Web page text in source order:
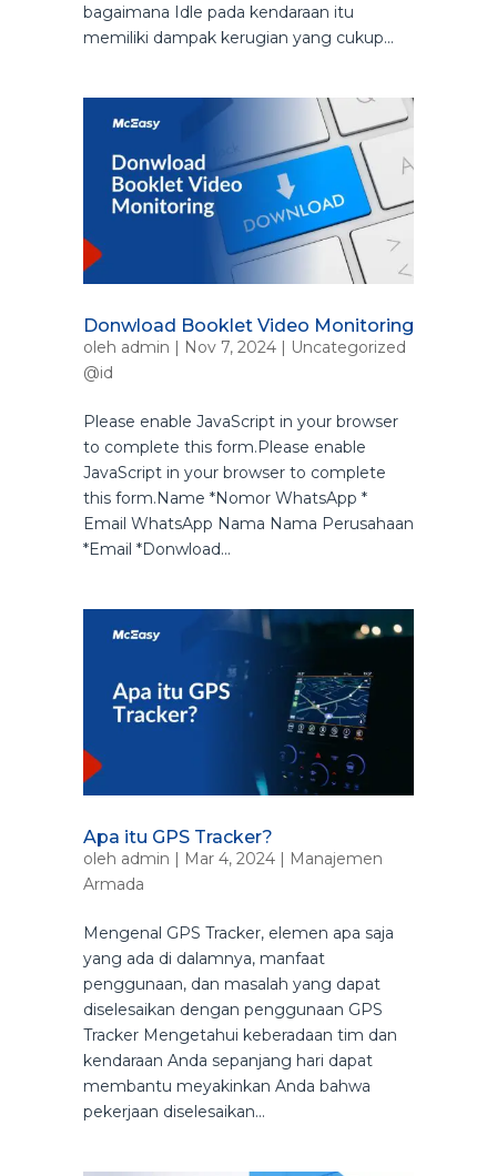
bagaimana Idle pada kendaraan itu
memiliki dampak kerugian yang cukup...
Donwload Booklet Video Monitoring
oleh admin | Nov 7, 2024| Uncategorized
@id
Please enable JavaScript in your browser
to complete this form.Please enable
JavaScript in your browser to complete
this form.Name *Nomor WhatsApp *
Email WhatsApp Nama Nama Perusahaan
*Email *Donwload...
Apa itu GPS Tracker?
oleh admin | Mar 4, 2024| Manajemen
Armada
Mengenal GPS Tracker, elemen apa saja
yang ada di dalamnya, manfaat
penggunaan, dan masalah yang dapat
diselesaikan dengan penggunaan GPS
Tracker Mengetahui keberadaan tim dan
kendaraan Anda sepanjang hari dapat
membantu meyakinkan Anda bahwa
pekerjaan diselesaikan...